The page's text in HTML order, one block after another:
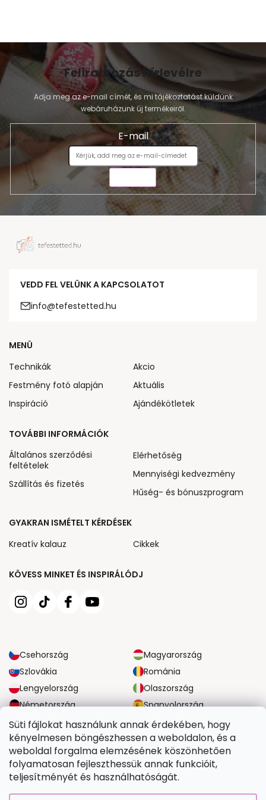
Süti fájlokat használunk annak érdekében, hogy
kényelmesen böngészhessen a weboldalon, és a
weboldal forgalma elemzésének köszönhetően
folyamatosan fejleszthessük annak funkcióit,
teljesítményét és használhatóságát.
Feliratkozás hírlevélre
Adja meg az e-mail címét, és mi tájékoztatást küldünk
webáruházunk új termékeiről.
E-mail
VEDD FEL VELÜNK A KAPCSOLATOT
info@tefestetted.hu
KÖVESS MINKET ÉS INSPIRÁLÓDJ
Csehország
Magyarország
Szlovákia
Románia
Lengyelország
Olaszország
Németország
Spanyolország
Nagy-Britannia
Ausztria
MENÜ
Technikák
Festmény fotó alapján
Inspiráció
Akcio
Aktuális
Ajándékötletek
TOVÁBBI INFORMÁCIÓK
Általános szerződési
feltételek
Szállítás és fizetés
Elérhetőség
Mennyiségi kedvezmény
Hűség- és bónuszprogram
GYAKRAN ISMÉTELT KÉRDÉSEK
Kreatív kalauz
Cikkek
MEGBÍZHATÓ SZÁLLÍTÁSI LEHETŐSÉGEK